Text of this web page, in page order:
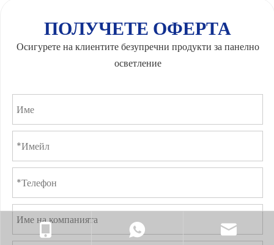
ПОЛУЧЕТЕ ОФЕРТА
Осигурете на клиентите безупречни продукти за панелно
осветление